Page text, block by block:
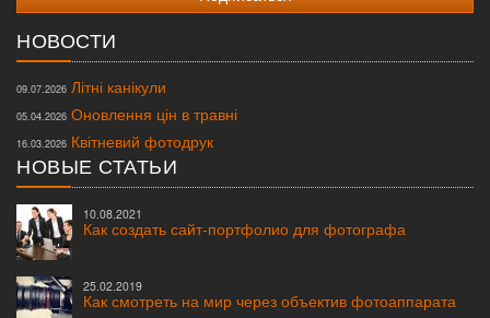
НОВОСТИ
09.07.2026 Літні канікули
05.04.2026 Оновлення цін в травні
16.03.2026 Квітневий фотодрук
НОВЫЕ СТАТЬИ
10.08.2021
Как создать сайт-портфолио для фотографа
25.02.2019
Как смотреть на мир через объектив фотоаппарата